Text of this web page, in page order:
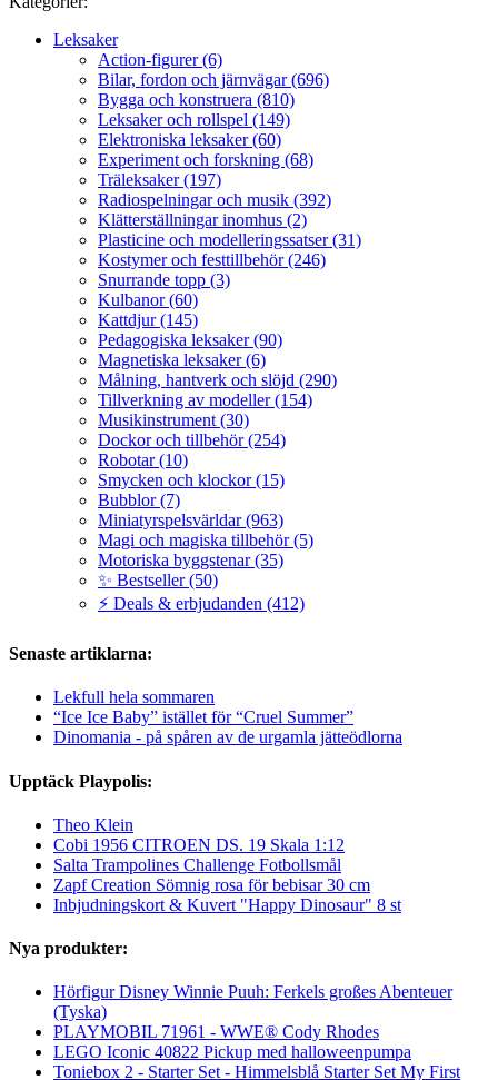
Leksaker
Action-figurer (6)
Bilar, fordon och järnvägar (696)
Bygga och konstruera (810)
Leksaker och rollspel (149)
Elektroniska leksaker (60)
Experiment och forskning (68)
Träleksaker (197)
Radiospelningar och musik (392)
Klätterställningar inomhus (2)
Plasticine och modelleringssatser (31)
Kostymer och festtillbehör (246)
Snurrande topp (3)
Kulbanor (60)
Kattdjur (145)
Pedagogiska leksaker (90)
Magnetiska leksaker (6)
Målning, hantverk och slöjd (290)
Tillverkning av modeller (154)
Musikinstrument (30)
Dockor och tillbehör (254)
Robotar (10)
Smycken och klockor (15)
Bubblor (7)
Miniatyrspelsvärldar (963)
Magi och magiska tillbehör (5)
Motoriska byggstenar (35)
✨ Bestseller (50)
⚡ Deals & erbjudanden (412)
Senaste artiklarna:
Lekfull hela sommaren
“Ice Ice Baby” istället för “Cruel Summer”
Dinomania - på spåren av de urgamla jätteödlorna
Upptäck Playpolis:
Theo Klein
Cobi 1956 CITROEN DS. 19 Skala 1:12
Salta Trampolines Challenge Fotbollsmål
Zapf Creation Sömnig rosa för bebisar 30 cm
Inbjudningskort & Kuvert "Happy Dinosaur" 8 st
Nya produkter:
Hörfigur Disney Winnie Puuh: Ferkels großes Abenteuer
(Tyska)
PLAYMOBIL 71961 - WWE® Cody Rhodes
LEGO Iconic 40822 Pickup med halloweenpumpa
Toniebox 2 - Starter Set - Himmelsblå Starter Set My First